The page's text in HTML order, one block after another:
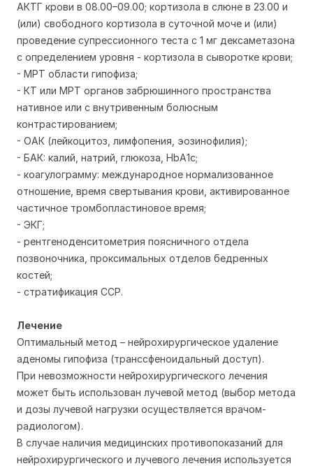
АКТГ крови в 08.00–09.00; кортизола в слюне в 23.00 и
(или) свободного кортизола в суточной моче и (или)
проведение супрессионного теста с 1 мг дексаметазона
с определением уровня - кортизола в сыворотке крови;
- МРТ области гипофиза;
- КТ или МРТ органов забрюшинного пространства
нативное или с внутривенным болюсным
контрастированием;
- ОАК (лейкоцитоз, лимфопения, эозинофилия);
- БАК: калий, натрий, глюкоза, HbA1c;
- коагулограмму: международное нормализованное
отношение, время свертывания крови, активированное
частичное тромбопластиновое время;
- ЭКГ;
- рентгеноденситометрия поясничного отдела
позвоночника, проксимальных отделов бедренных
костей;
- стратификация ССР.
Лечение
Оптимальный метод – нейрохирургическое удаление
аденомы гипофиза (транссфеноидальный доступ).
При невозможности нейрохирургического лечения
может быть использован лучевой метод (выбор метода
и дозы лучевой нагрузки осуществляется врачом-
радиологом).
В случае наличия медицинских противопоказаний для
нейрохирургического и лучевого лечения используется